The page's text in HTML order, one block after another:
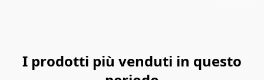
I prodotti più venduti in questo